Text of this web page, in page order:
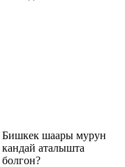
Бишкек шаары мурун
кандай аталышта
болгон?